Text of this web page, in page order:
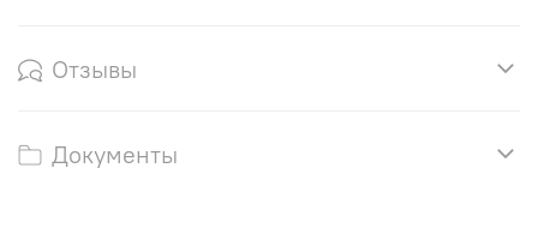
Отзывы
Документы